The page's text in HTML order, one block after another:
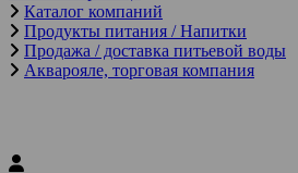
Каталог компаний
Продукты питания / Напитки
Продажа / доставка питьевой воды
Акварояле, торговая компания